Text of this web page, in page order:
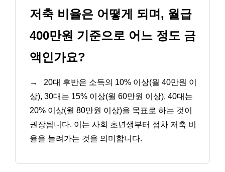
저축 비율은 어떻게 되며, 월급
400만원 기준으로 어느 정도 금
액인가요?
→
20대 후반은 소득의 10% 이상(월 40만원 이
상), 30대는 15% 이상(월 60만원 이상), 40대는
20% 이상(월 80만원 이상)을 목표로 하는 것이
권장됩니다. 이는 사회 초년생부터 점차 저축 비
율을 늘려가는 것을 의미합니다.